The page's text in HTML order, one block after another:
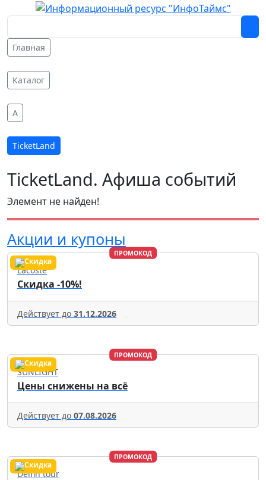
Главная
Каталог
A
TicketLand
TicketLand. Афиша событий
Элемент не найден!
Акции и купоны
ПРОМОКОД
Lacoste
Скидка -10%!
Действует до 31.12.2026
ПРОМОКОД
SUNLIGHT
Цены снижены на всё
Действует до 07.08.2026
ПРОМОКОД
Delfin tour